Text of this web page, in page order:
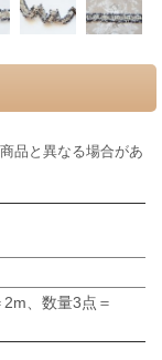
品と異なる場合があ
、数量3点＝